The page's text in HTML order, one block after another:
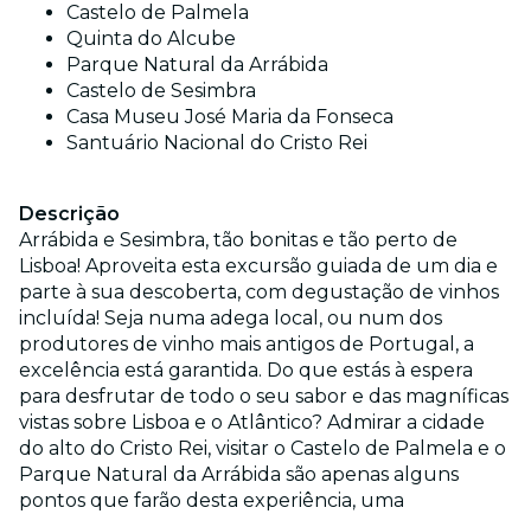
Castelo de Palmela
Quinta do Alcube
Parque Natural da Arrábida
Castelo de Sesimbra
Casa Museu José Maria da Fonseca
Santuário Nacional do Cristo Rei
Descrição
Arrábida e Sesimbra, tão bonitas e tão perto de
Lisboa! Aproveita esta excursão guiada de um dia e
parte à sua descoberta, com degustação de vinhos
incluída! Seja numa adega local, ou num dos
produtores de vinho mais antigos de Portugal, a
excelência está garantida. Do que estás à espera
para desfrutar de todo o seu sabor e das magníficas
vistas sobre Lisboa e o Atlântico? Admirar a cidade
do alto do Cristo Rei, visitar o Castelo de Palmela e o
Parque Natural da Arrábida são apenas alguns
pontos que farão desta experiência, uma